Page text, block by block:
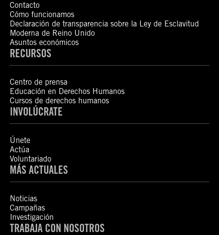
Contacto
Cómo funcionamos
Declaración de transparencia sobre la Ley de Esclavitud
Moderna de Reino Unido
Asuntos económicos
RECURSOS
Centro de prensa
Educación en Derechos Humanos
Cursos de derechos humanos
INVOLÚCRATE
Únete
Actúa
Voluntariado
MÁS ACTUALES
Noticias
Campañas
Investigación
TRABAJA CON NOSOTROS